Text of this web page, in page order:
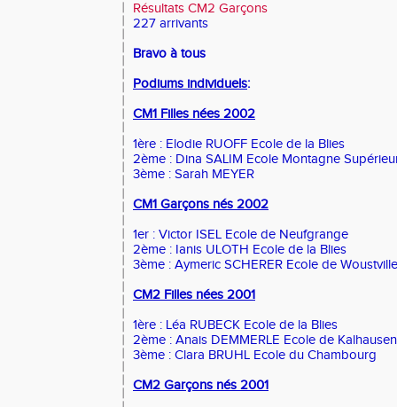
Résultats CM2 Garçons
227 arrivants
Bravo à tous
Podiums individuels:
CM1 Filles nées 2002
1ère : Elodie RUOFF Ecole de la Blies
2ème : Dina SALIM Ecole Montagne
3ème : Sarah MEYER
CM1 Garçons nés 2002
1er : Victor ISEL Ecole de Neufgrange
2ème : Ianis ULOTH Ecole de la Blies
3ème : Aymeric SCHERER Ecole de
CM2 Filles nées 2001
1ère : Léa RUBECK Ecole de la Blies
2ème : Anais DEMMERLE Ecole de Kalhausen
3ème : Clara BRUHL Ecole du Chambourg
CM2 Garçons nés 2001